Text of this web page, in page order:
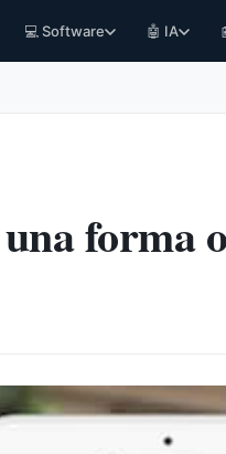
💻 Software 🤖 IA
forma